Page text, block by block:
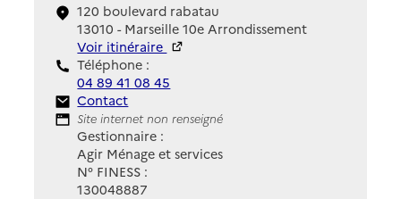
120 boulevard rabatau
13010 - Marseille 10e Arrondissement
Voir itinéraire
Téléphone :
04 89 41 08 45
Contact
Contact
Site Internet
Site internet non renseigné
Gestionnaire :
Agir Ménage et services
N° FINESS :
130048887